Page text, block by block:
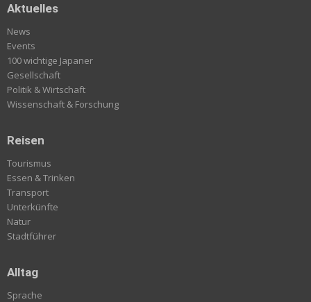
Aktuelles
News
Events
100 wichtige Japaner
Gesellschaft
Politik & Wirtschaft
Wissenschaft & Forschung
Reisen
Tourismus
Essen & Trinken
Transport
Unterkünfte
Natur
Stadtführer
Alltag
Sprache